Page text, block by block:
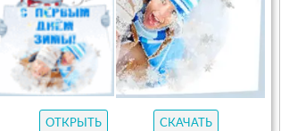
ОТКРЫТЬ СКАЧАТЬ